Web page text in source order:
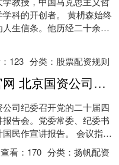
科的开创者。 黄枬森始终
生信条。他历经二十余载
万字的工具性研究成果
123 分类： 股票配资规则
博星优配官网 北京国资公司：召开党的二十届四中全会精神宣讲报告会
司纪委召开党的二十届四
告会。党委常委、纪委书
民作宣讲报告。 会议指
中全会是我们党在向第二
查看： 170 分类：扬帆配资